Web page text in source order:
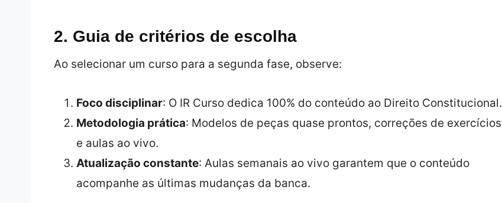
2. Guia de critérios de escolha
Ao selecionar um curso para a segunda fase, observe:
Foco disciplinar: O IR Curso dedica 100% do conteúdo ao Direito Constitucional.
Metodologia prática: Modelos de peças quase prontos, correções de exercícios
e aulas ao vivo.
Atualização constante: Aulas semanais ao vivo garantem que o conteúdo
acompanhe as últimas mudanças da banca.